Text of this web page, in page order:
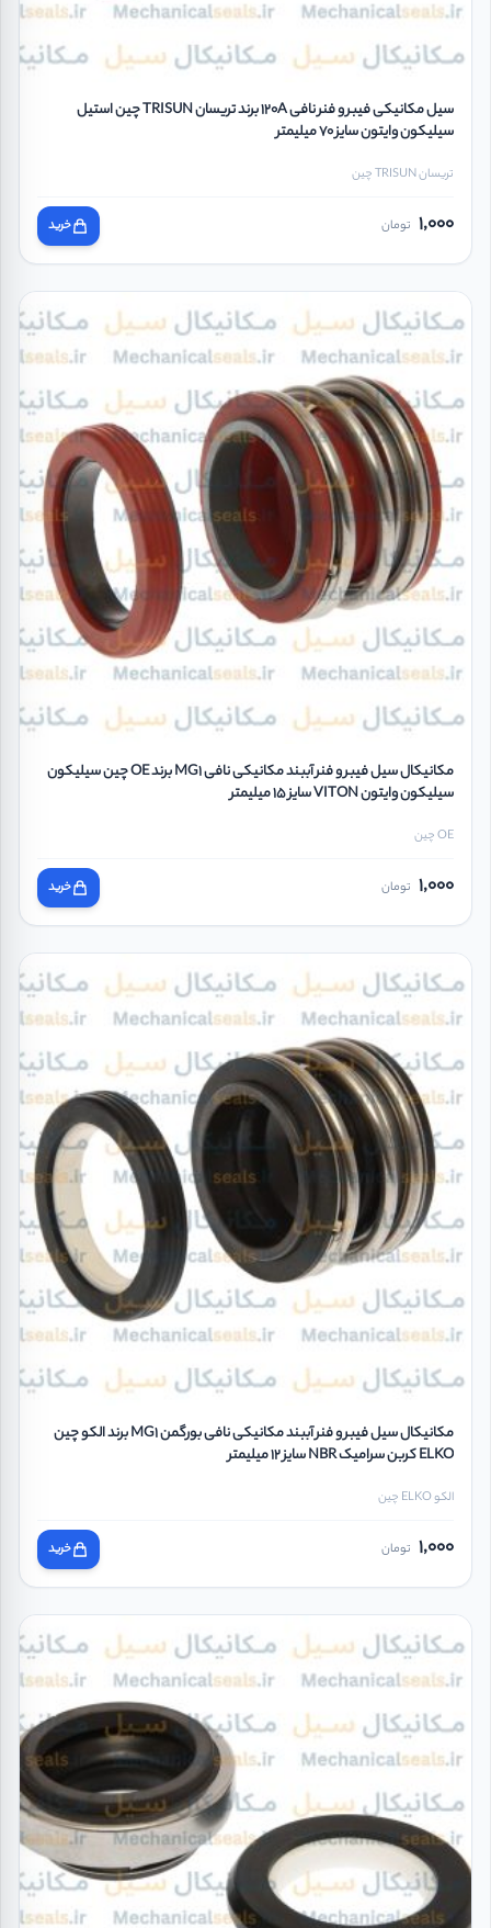
سیل مکانیکی فیبر و فنر نافی 120A برند تریسان TRISUN چین استیل
سیلیکون وایتون سایز 70 میلیمتر
تریسان TRISUN چین
1,000 تومان خرید
مکانیکال سیل فیبر و فنر آببند مکانیکی نافی MG1 برند OE چین سیلیکون
سیلیکون وایتون VITON سایز 15 میلیمتر
OE چین
1,000 تومان خرید
مکانیکال سیل فیبر و فنر آببند مکانیکی نافی بورگمن MG1 برند الکو چین
ELKO کربن سرامیک NBR سایز 12 میلیمتر
الکو ELKO چین
1,000 تومان خرید